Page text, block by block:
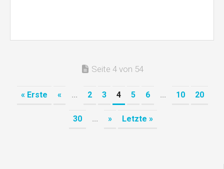
Seite 4 von 54
« Erste « ... 2 3 4 5 6 ... 10 20
30 ... » Letzte »